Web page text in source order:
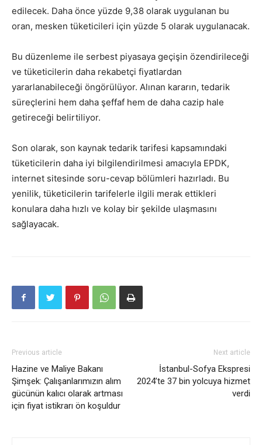
edilecek. Daha önce yüzde 9,38 olarak uygulanan bu
oran, mesken tüketicileri için yüzde 5 olarak uygulanacak.
Bu düzenleme ile serbest piyasaya geçişin özendirileceği
ve tüketicilerin daha rekabetçi fiyatlardan
yararlanabileceği öngörülüyor. Alınan kararın, tedarik
süreçlerini hem daha şeffaf hem de daha cazip hale
getireceği belirtiliyor.
Son olarak, son kaynak tedarik tarifesi kapsamındaki
tüketicilerin daha iyi bilgilendirilmesi amacıyla EPDK,
internet sitesinde soru-cevap bölümleri hazırladı. Bu
yenilik, tüketicilerin tarifelerle ilgili merak ettikleri
konulara daha hızlı ve kolay bir şekilde ulaşmasını
sağlayacak.
Previous article
Hazine ve Maliye Bakanı
Şimşek: Çalışanlarımızın alım
gücünün kalıcı olarak artması
için fiyat istikrarı ön koşuldur
Next article
İstanbul-Sofya Ekspresi
2024’te 37 bin yolcuya hizmet
verdi